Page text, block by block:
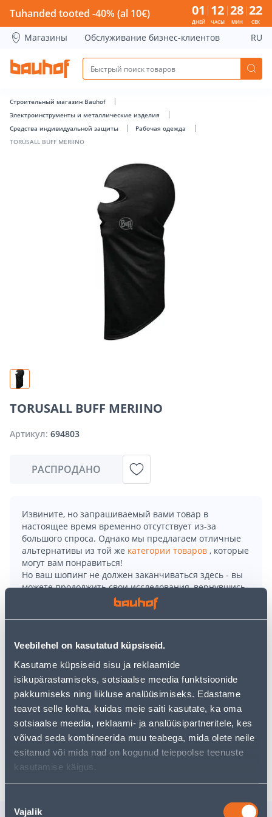
Veebilehel on kasutatud küpsiseid.
Kasutame küpsiseid sisu ja reklaamide
isikupärastamiseks, sotsiaalse meedia funktsioonide
pakkumiseks ning liikluse analüüsimiseks. Edastame
teavet selle kohta, kuidas meie saiti kasutate, ka oma
sotsiaalse meedia, reklaami- ja analüüsipartneritele, kes
võivad seda kombineerida muu teabega, mida olete neile
esitanud või mida nad on kogunud teiepoolse teenuste
kasutamise käigus.
valik
Vajalik
TORUSALL BUFF MERIINO - Bauhof has loaded
Tuhanded tooted -40% (al 10€) 01
ДНЕЙ
12
ЧАСЫ
28
МИН
22
СЕК
Магазины Обслуживание бизнес-клиентов RU
Строительный магазин Bauhof
Электроинструменты и металлические изделия
Средства индивидуальной защиты
Рабочая одежда
TORUSALL BUFF MERIINO
TORUSALL BUFF MERIINO
Артикул: 694803
РАСПРОДАНО
Извините, но запрашиваемый вами товар в
настоящее время временно отсутствует из-за
большого спроса. Однако мы предлагаем отличные
альтернативы из той же категории товаров , которые
могут вам понравиться!
Но ваш шопинг не должен заканчиваться здесь - вы
можете продолжить свои исследования, вернувшись
или используя нашу мощную
функцию поиска, чтобы найти еще более приятные
варианты. Удачных покупок!
• Meriinovillane Balaclava.
• Kaitseb nägu, pead ja kaela jahedates tingimustes.
• Mittesüttiv, hästi hingav, edastab tõhusalt niiskust ja
ühtlustab temperatuurikõikumisi.
• 14-päevane tagastusõigus.
Доставка невозможна